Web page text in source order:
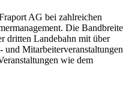
AG bei zahlreichen
Die Bandbreite
dritten Landebahn mit über
und Mitarbeiterveranstaltungen
wie dem